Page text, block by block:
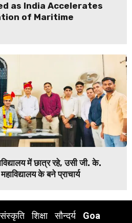
as India Accelerates
of Maritime
में छात्र रहे, उसी जी. के.
के बने प्राचार्य
संस्कृति शिक्षा सौन्दर्य
Goa